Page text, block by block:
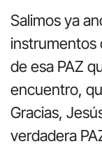
Salimos ya
instrumentos
de esa PAZ
encuentro,
Gracias,
verdadera